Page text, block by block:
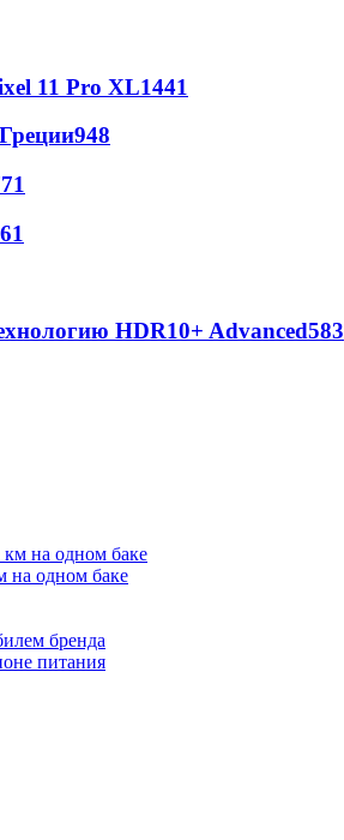
11 Pro XL1441
948
HDR10+ Advanced583
на одном баке
бренда
питания